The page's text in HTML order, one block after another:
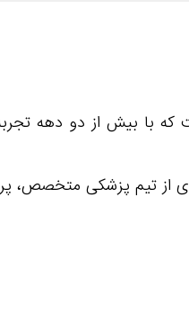
بیش از دو دهه
از تیم پزشکی متخصص،